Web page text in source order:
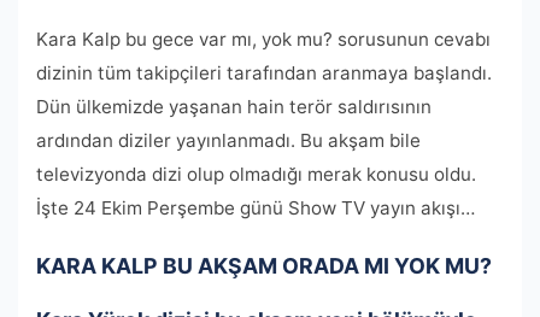
Kara Kalp bu gece var mı, yok mu? sorusunun cevabı
dizinin tüm takipçileri tarafından aranmaya başlandı.
Dün ülkemizde yaşanan hain terör saldırısının
ardından diziler yayınlanmadı. Bu akşam bile
televizyonda dizi olup olmadığı merak konusu oldu.
İşte 24 Ekim Perşembe günü Show TV yayın akışı…
KARA KALP BU AKŞAM ORADA MI YOK MU?